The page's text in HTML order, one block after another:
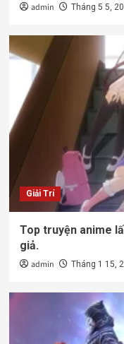
admin Tháng 5 5,
Giải Trí
Top truyện anime
giả.
admin Tháng 1 15,